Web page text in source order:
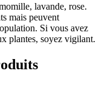
lavande, rose.
mais peuvent
Si vous avez
plantes, soyez vigilant.